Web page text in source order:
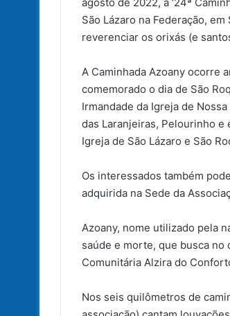
São Lázaro na Federação,
reverenciar os orixás (e
A Caminhada Azoany ocorre
comemorado o dia de São
Irmandade da Igreja de
das Laranjeiras, Pelourinho e
Igreja de São Lázaro e São
Os interessados também
adquirida na Sede da
Azoany, nome utilizado pela
saúde e morte, que busca no
Comunitária Alzira do
Nos seis quilômetros de